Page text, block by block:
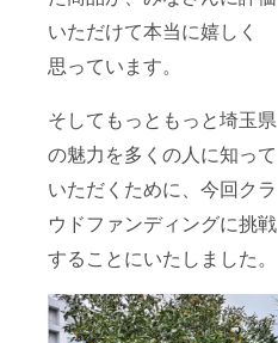
いただけて本当に嬉しく
思っています。
そしてもっともっと埼玉県
の魅力を多くの人に知って
いただくために、今回クラ
ウドファンディングに挑戦
することにいたしました。